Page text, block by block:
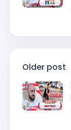
Older post